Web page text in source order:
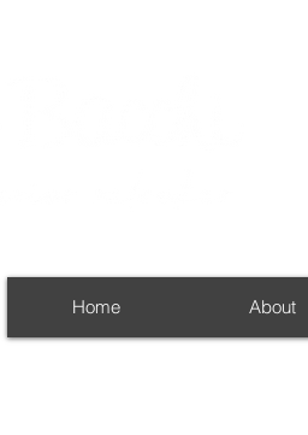
Home About